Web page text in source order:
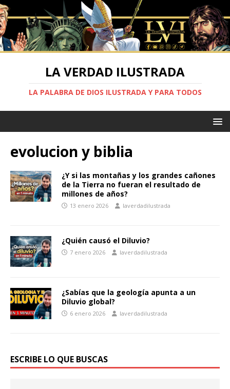
LA VERDAD ILUSTRADA
LA PALABRA DE DIOS ILUSTRADA Y PARA TODOS
evolucion y biblia
¿Y si las montañas y los grandes cañones
de la Tierra no fueran el resultado de
millones de años?
13 enero 2026 laverdadilustrada
¿Quién causó el Diluvio?
7 enero 2026 laverdadilustrada
¿Sabías que la geología apunta a un
Diluvio global?
6 enero 2026 laverdadilustrada
ESCRIBE LO QUE BUSCAS